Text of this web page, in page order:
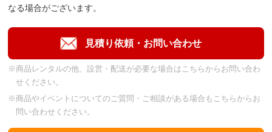
なる場合がございます。
※商品レンタルの他、設営・配送が必要な場合はこちらからお問い合わ
せください。
※商品やイベントについてのご質問・ご相談がある場合もこちらからお
問い合わせください。